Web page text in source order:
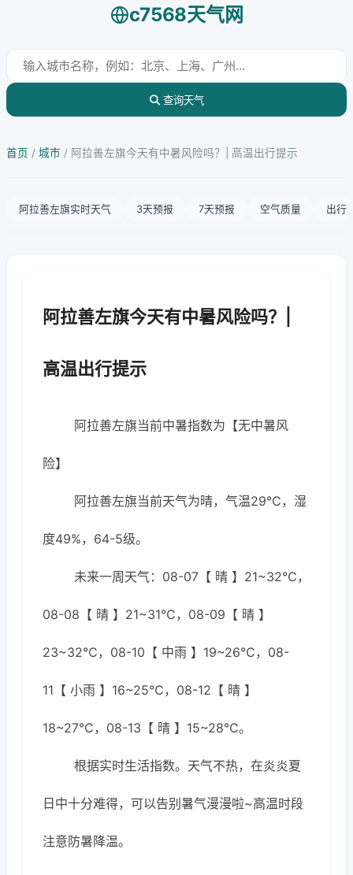
c7568天气网
查询天气
首页 / 城市 / 阿拉善左旗今天有中暑风险吗？| 高温出行提示
阿拉善左旗实时天气 3天预报 7天预报 空气质量 出行
阿拉善左旗今天有中暑风险吗？|
高温出行提示
阿拉善左旗当前中暑指数为【无中暑风
险】
阿拉善左旗当前天气为晴，气温29℃，湿
度49%，64-5级。
未来一周天气：08-07【 晴 】21~32℃，
08-08【 晴 】21~31℃，08-09【 晴 】
23~32℃，08-10【 中雨 】19~26℃，08-
11【 小雨 】16~25℃，08-12【 晴 】
18~27℃，08-13【 晴 】15~28℃。
根据实时生活指数。天气不热，在炎炎夏
日中十分难得，可以告别暑气漫漫啦~高温时段
注意防暑降温。